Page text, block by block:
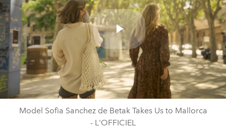
Play
Video
Model Sofìa Sanchez de Betak Takes Us to Mallorca
- L'OFFICIEL